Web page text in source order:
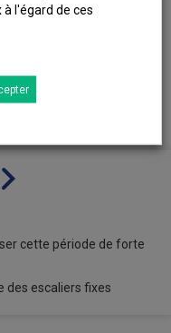
cette période de forte
des escaliers fixes
l'égard de ces